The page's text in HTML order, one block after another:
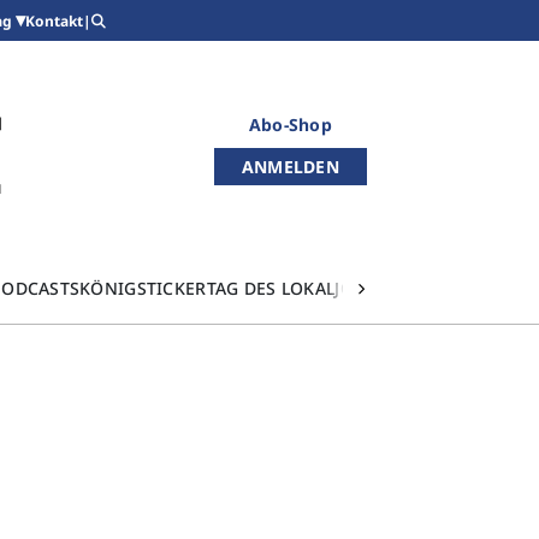
Kontakt|
Abo-Shop
ANMELDEN
KÖNIGSTICKERTAG DES LOKALJOURNALISMUS